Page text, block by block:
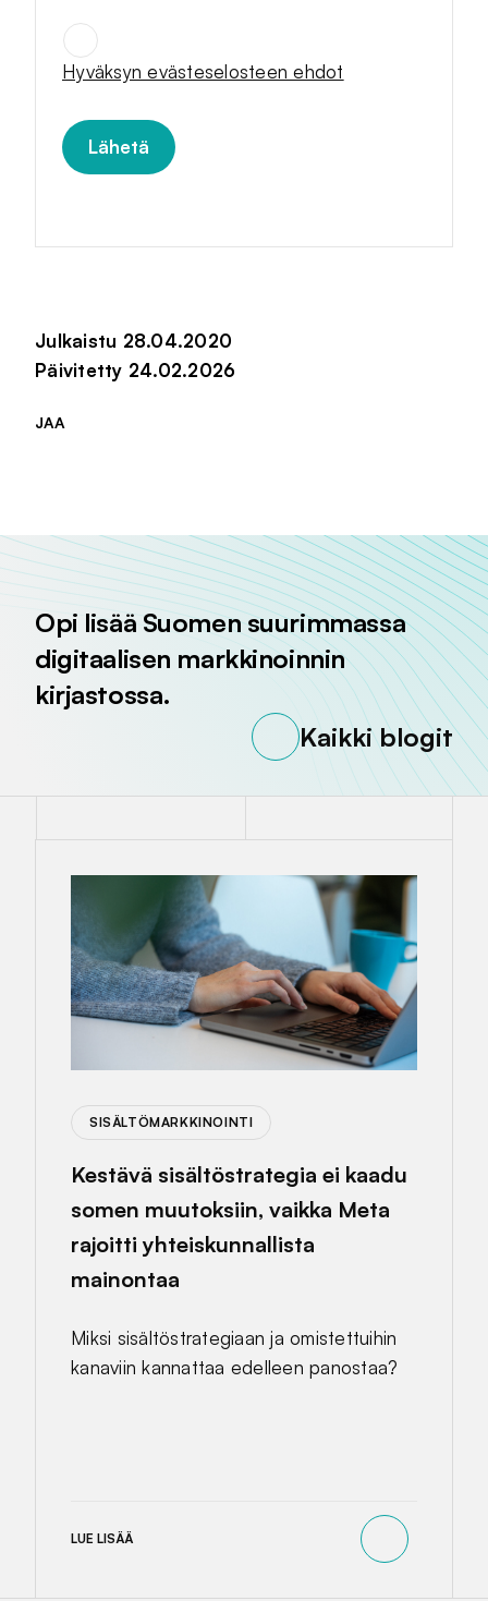
SUOSTUMUKSET
Hyväksyn evästeselosteen ehdot
Julkaistu 28.04.2020
Päivitetty 24.02.2026
JAA
Opi lisää Suomen suurimmassa
digitaalisen markkinoinnin
kirjastossa.
Kaikki blogit
SISÄLTÖMARKKINOINTI
Kestävä sisältöstrategia ei kaadu
somen muutoksiin, vaikka Meta
rajoitti yhteiskunnallista
mainontaa
Miksi sisältöstrategiaan ja omistettuihin
kanaviin kannattaa edelleen panostaa?
LUE LISÄÄ